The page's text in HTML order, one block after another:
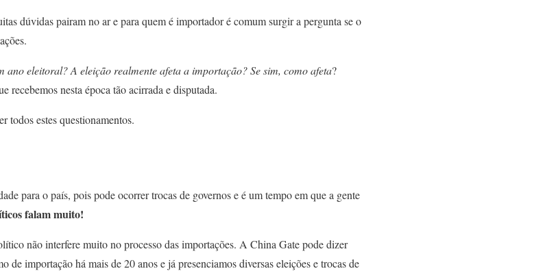
dúvidas pairam no ar e para quem é importador é comum surgir a pergunta se o
ano eleitoral?A eleição realmente afeta a importação? Se sim, como afeta?
recebemos nesta época tão acirrada e disputada.
todos estes questionamentos.
para o país, pois pode ocorrer trocas de governos e é um tempo em que a gente
falam muito!
não interfere muito no processo das importações. A China Gate pode dizer
de importação há mais de 20 anos e já presenciamos diversas eleições e trocas de